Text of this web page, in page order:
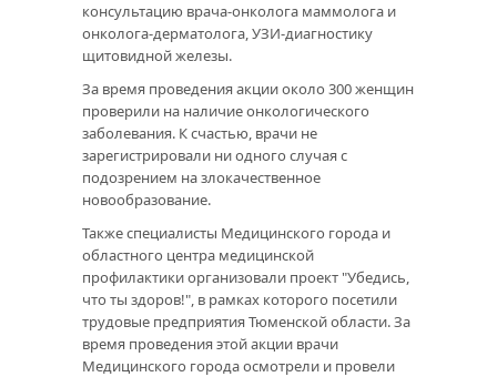
консультацию врача-онколога маммолога и
онколога-дерматолога, УЗИ-диагностику
щитовидной железы.
За время проведения акции около 300 женщин
проверили на наличие онкологического
заболевания. К счастью, врачи не
зарегистрировали ни одного случая с
подозрением на злокачественное
новообразование.
Также специалисты Медицинского города и
областного центра медицинской
профилактики организовали проект "Убедись,
что ты здоров!", в рамках которого посетили
трудовые предприятия Тюменской области. За
время проведения этой акции врачи
Медицинского города осмотрели и провели